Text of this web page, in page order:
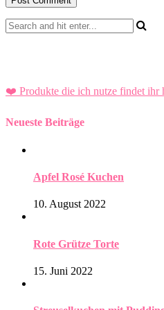
❤️ Produkte die ich nutze findet ihr
Neueste Beiträge
Apfel Rosé Kuchen
10. August 2022
Rote Grütze Torte
15. Juni 2022